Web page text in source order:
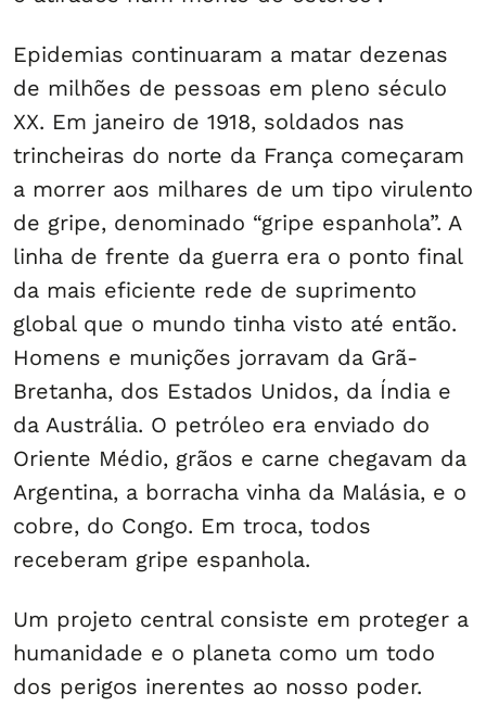
Epidemias continuaram a matar dezenas
de milhões de pessoas em pleno século
XX. Em janeiro de 1918, soldados nas
trincheiras do norte da França começaram
a morrer aos milhares de um tipo virulento
de gripe, denominado “gripe espanhola”. A
linha de frente da guerra era o ponto final
da mais eficiente rede de suprimento
global que o mundo tinha visto até então.
Homens e munições jorravam da Grã-
Bretanha, dos Estados Unidos, da Índia e
da Austrália. O petróleo era enviado do
Oriente Médio, grãos e carne chegavam da
Argentina, a borracha vinha da Malásia, e o
cobre, do Congo. Em troca, todos
receberam gripe espanhola.
Um projeto central consiste em proteger a
humanidade e o planeta como um todo
dos perigos inerentes ao nosso poder.